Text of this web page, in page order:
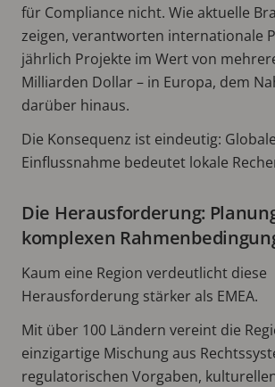
für Compliance nicht. Wie aktuelle
zeigen, verantworten internationale
jährlich Projekte im Wert von
Milliarden Dollar – in Europa, dem
darüber hinaus.
Die Konsequenz ist eindeutig: Globale
Einflussnahme bedeutet lokale
Die Herausforderung:
komplexen
Kaum eine Region verdeutlicht diese
Herausforderung stärker als EMEA.
Mit über 100 Ländern vereint die
einzigartige Mischung aus
regulatorischen Vorgaben,